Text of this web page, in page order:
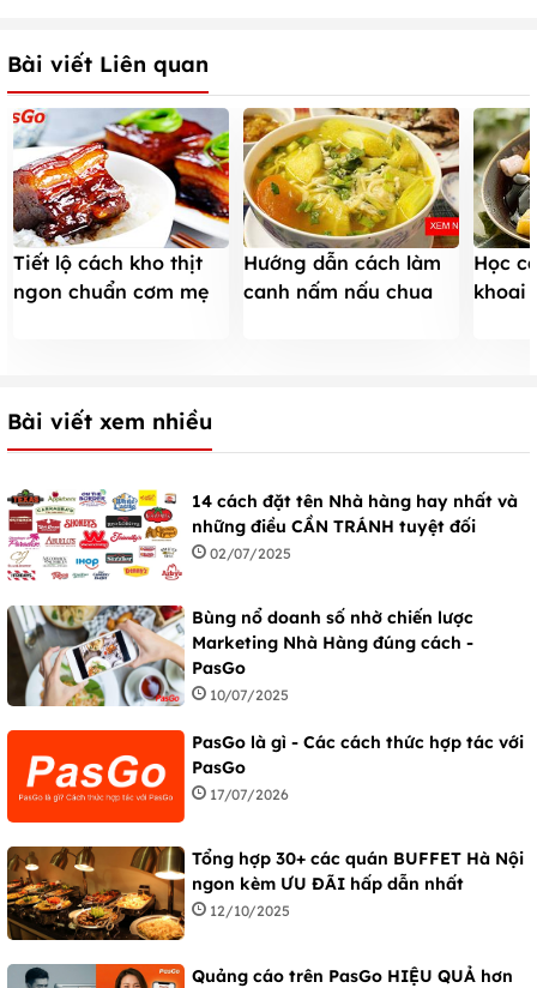
Bài viết Liên quan
Tiết lộ cách kho thịt
ngon chuẩn cơm mẹ
Hướng dẫn cách làm
canh nấm nấu chua
Học
khoai
Bài viết xem nhiều
14 cách đặt tên Nhà hàng hay nhất và
những điều CẦN TRÁNH tuyệt đối
02/07/2025
Bùng nổ doanh số nhờ chiến lược
Marketing Nhà Hàng đúng cách -
PasGo
10/07/2025
PasGo là gì - Các cách thức hợp tác với
PasGo
17/07/2026
Tổng hợp 30+ các quán BUFFET Hà Nội
ngon kèm ƯU ĐÃI hấp dẫn nhất
12/10/2025
Quảng cáo trên PasGo HIỆU QUẢ hơn